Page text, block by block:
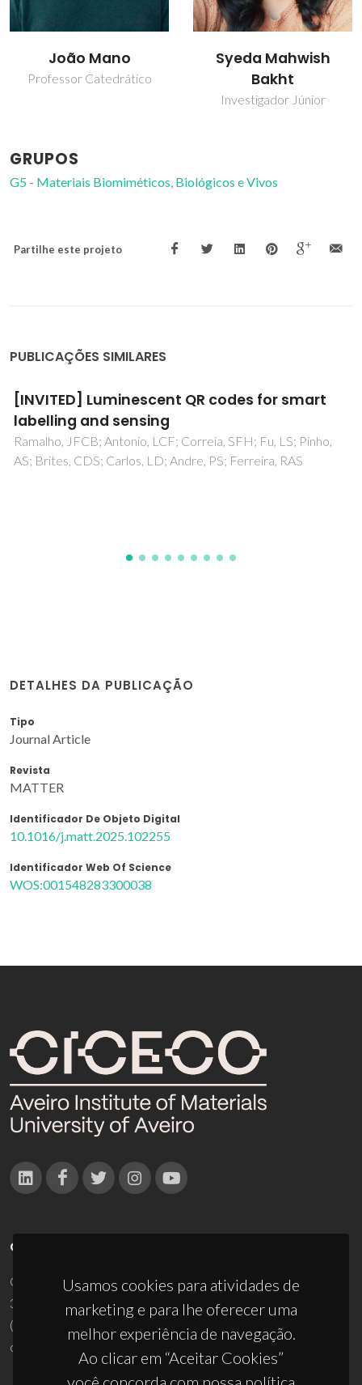
João Mano
Professor Catedrático
Syeda Mahwish
Bakht
Investigador Júnior
GRUPOS
G5 - Materiais Biomiméticos, Biológicos e Vivos
Partilhe este projeto
PUBLICAÇÕES SIMILARES
for smart
Fu, LS; Pinho,
RAS
Magnetic Chitosan
as a Versatile Platform for
Hyperthermia
Barra, A; Wychowaniec, JK; Winning, D;
DETALHES DA PUBLICAÇÃO
Tipo
Journal Article
Revista
MATTER
Identificador De Objeto Digital
10.1016/j.matt.2025.102255
Identificador Web Of Science
WOS:001548283300038
Usamos cookies para atividades de
marketing e para lhe oferecer uma
melhor experiência de navegação.
Ao clicar em “Aceitar Cookies”
CONTACTOS
Campus Universitário de Santiago
3810-193 Aveiro - Portugal
(+351) 234 370 200
ciceco@ua.pt